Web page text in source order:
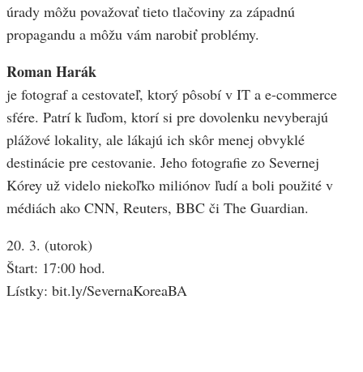
úrady môžu považovať tieto tlačoviny za západnú
propagandu a môžu vám narobiť problémy.
Roman Harák
je fotograf a cestovateľ, ktorý pôsobí v IT a e-commerce
sfére. Patrí k ľuďom, ktorí si pre dovolenku nevyberajú
plážové lokality, ale lákajú ich skôr menej obvyklé
destinácie pre cestovanie. Jeho fotografie zo Severnej
Kórey už videlo niekoľko miliónov ľudí a boli použité v
médiách ako CNN, Reuters, BBC či The Guardian.
20. 3. (utorok)
Štart: 17:00 hod.
Lístky: bit.ly/SevernaKoreaBA